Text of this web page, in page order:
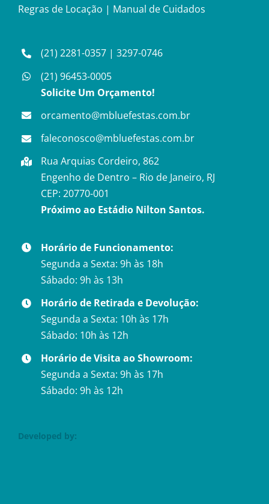
Regras de Locação | Manual de Cuidados
(21) 2281-0357 |3297-0746
(21) 96453-0005
Solicite Um Orçamento!
orcamento@mbluefestas.com.br
faleconosco@mbluefestas.com.br
Rua Arquias Cordeiro, 862
Engenho de Dentro – Rio de Janeiro, RJ
CEP: 20770-001
Próximo ao Estádio Nilton Santos.
Horário de Funcionamento:
Segunda a Sexta: 9h às 18h
Sábado: 9h às 13h
Horário de Retirada e Devolução:
Segunda a Sexta: 10h às 17h
Sábado: 10h às 12h
Horário de Visita ao Showroom:
Segunda a Sexta: 9h às 17h
Sábado: 9h às 12h
Developed by: